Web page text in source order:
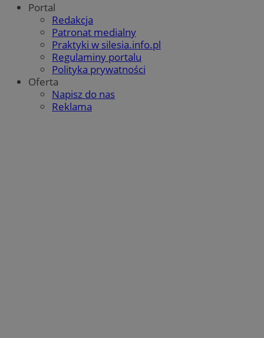
Portal
Redakcja
Patronat medialny
Praktyki w silesia.info.pl
Regulaminy portalu
Polityka prywatności
Oferta
Napisz do nas
Reklama